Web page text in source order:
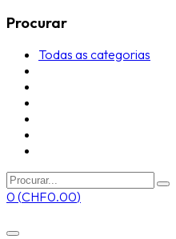
Procurar
Todas as categorias
0 (CHF0.00)